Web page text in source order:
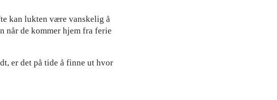
kan lukten være vanskelig å
når de kommer hjem fra ferie
er det på tide å finne ut hvor